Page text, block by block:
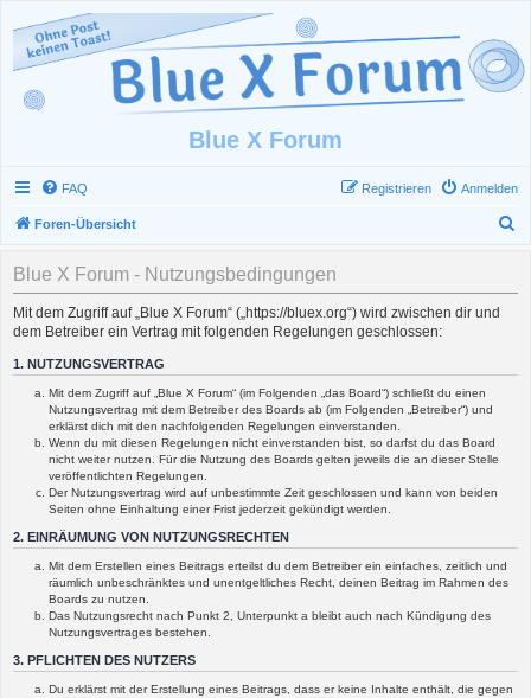
Blue X Forum
FAQ Anmelden
Registrieren
Foren-Übersicht
Blue X Forum - Nutzungsbedingungen
Mit dem Zugriff auf „Blue X Forum“ („https://bluex.org“) wird zwischen dir und
dem Betreiber ein Vertrag mit folgenden Regelungen geschlossen:
1. NUTZUNGSVERTRAG
Mit dem Zugriff auf „Blue X Forum“ (im Folgenden „das Board“) schließt du einen
Nutzungsvertrag mit dem Betreiber des Boards ab (im Folgenden „Betreiber“) und
erklärst dich mit den nachfolgenden Regelungen einverstanden.
Wenn du mit diesen Regelungen nicht einverstanden bist, so darfst du das Board
nicht weiter nutzen. Für die Nutzung des Boards gelten jeweils die an dieser Stelle
veröffentlichten Regelungen.
Der Nutzungsvertrag wird auf unbestimmte Zeit geschlossen und kann von beiden
Seiten ohne Einhaltung einer Frist jederzeit gekündigt werden.
2. EINRÄUMUNG VON NUTZUNGSRECHTEN
Mit dem Erstellen eines Beitrags erteilst du dem Betreiber ein einfaches, zeitlich und
räumlich unbeschränktes und unentgeltliches Recht, deinen Beitrag im Rahmen des
Boards zu nutzen.
Das Nutzungsrecht nach Punkt 2, Unterpunkt a bleibt auch nach Kündigung des
Nutzungsvertrages bestehen.
3. PFLICHTEN DES NUTZERS
Du erklärst mit der Erstellung eines Beitrags, dass er keine Inhalte enthält, die gegen